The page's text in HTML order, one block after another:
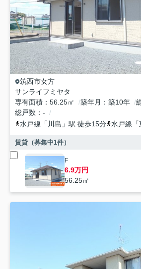
筑西市女方
サンライフミヤタ
専有面積
56.25㎡ 築年月 築10年
総戸数
-
水戸線 「 川島 」駅 徒歩15分 水戸線 「
賃貸（募集中1件）
F
6.9万円
56.25㎡